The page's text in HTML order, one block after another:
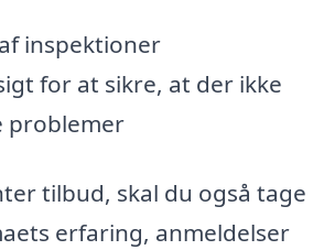
inspektioner
for at sikre, at der ikke
problemer
tilbud, skal du også tage
erfaring, anmeldelser